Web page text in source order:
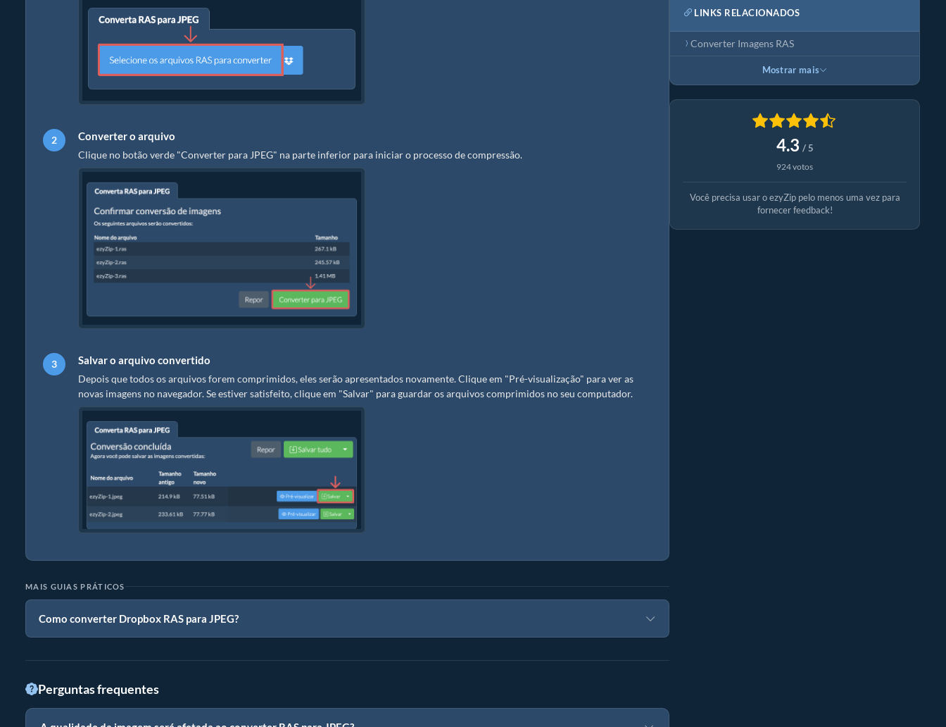
Converter o arquivo
Clique no botão verde "Converter para JPEG" na parte inferior para iniciar o processo de compressão.
Salvar o arquivo convertido
Depois que todos os arquivos forem comprimidos, eles serão apresentados novamente. Clique em "Pré-visualização" para ver as
novas imagens no navegador. Se estiver satisfeito, clique em "Salvar" para guardar os arquivos comprimidos no seu computador.
MAIS GUIAS PRÁTICOS
Como converter Dropbox RAS para JPEG?
Perguntas frequentes
LINKS RELACIONADOS
Converter Imagens RAS
Mostrar mais
4.3 / 5
924 votos
Você precisa usar o ezyZip pelo menos uma vez para
fornecer feedback!